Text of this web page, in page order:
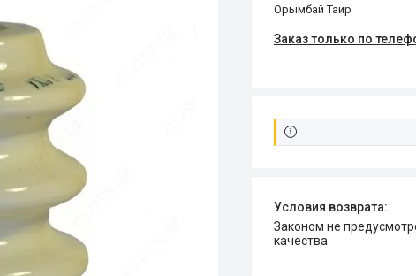
Орымбай Таир
Заказ только по
Законом не предусмотрен возврат и обмен данного товара надлежащего
качества